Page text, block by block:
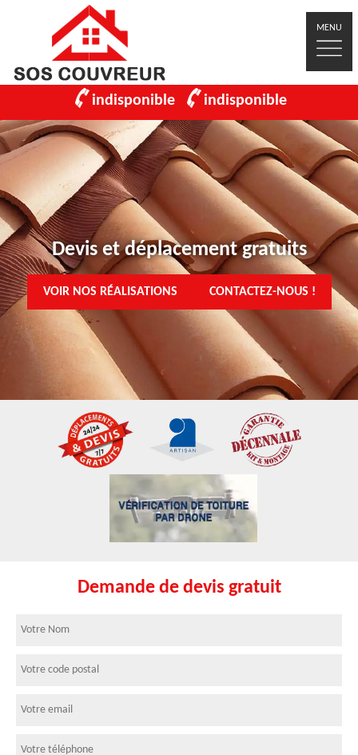
MENU
indisponible indisponible
Devis et déplacement gratuits
VOIR NOS RÉALISATIONS CONTACTEZ-NOUS !
Demande de devis gratuit